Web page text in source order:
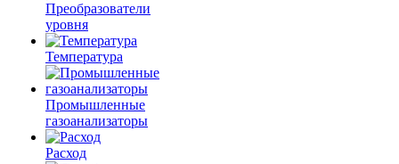
Преобразователи
уровня
Температура
Промышленные
газоанализаторы
Расход